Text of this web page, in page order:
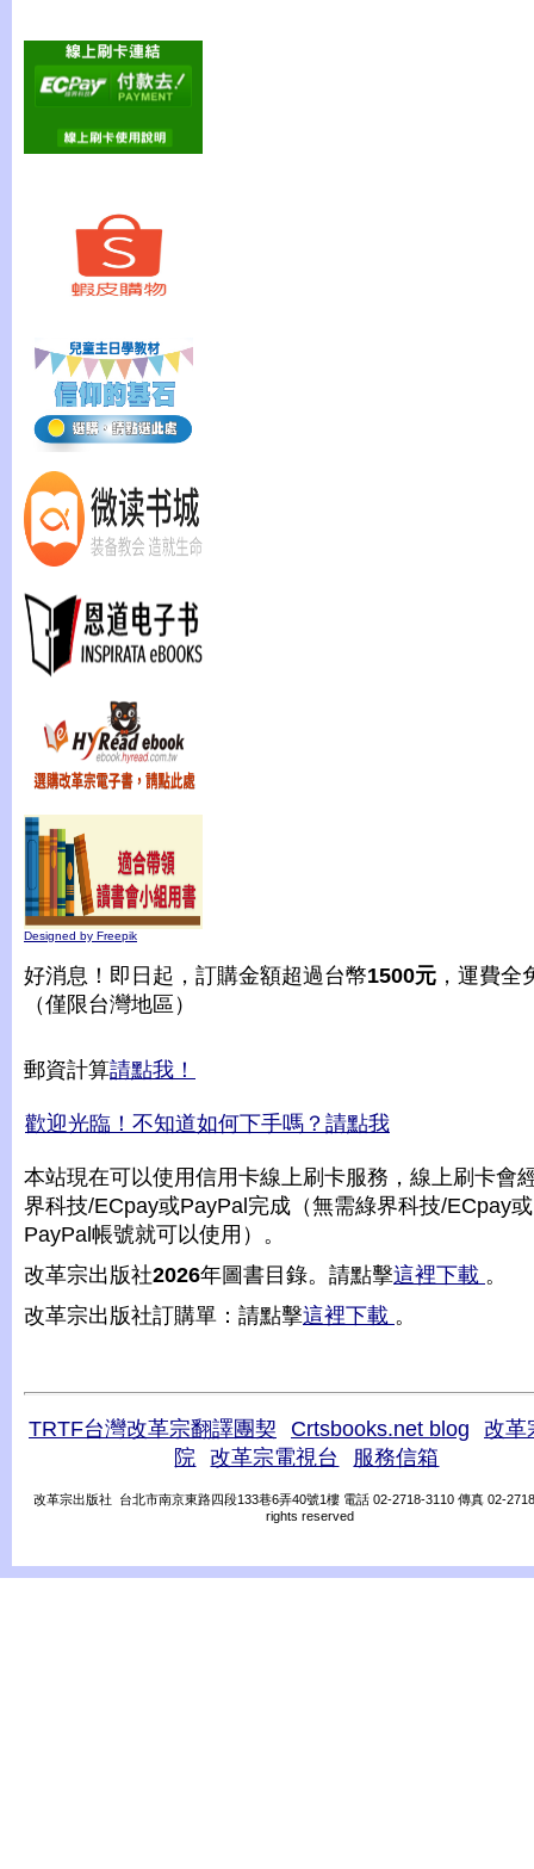
Designed by Freepik
好消息！即日起，訂購金額超過台幣1500元 ，運費全
（僅限台灣地區）
郵資計算請點我！
歡迎光臨！不知道如何下手嗎？請點我
本站現在可以使用信用卡線上刷卡服務，線上刷卡會
界科技/ECpay或PayPal完成（無需綠界科技/ECpay或
PayPal帳號就可以使用）。
改革宗出版社2026年圖書目錄。請點擊這裡下載 。
改革宗出版社訂購單：請點擊這裡下載 。
TRTF台灣改革宗翻譯團契 Crtsbooks.net blog
改革
院
改革宗電視台 服務信箱
改革宗出版社 台北市南京東路四段133巷6弄40號1樓 電話 02-2718-3110 傳真 02-
rights reserved